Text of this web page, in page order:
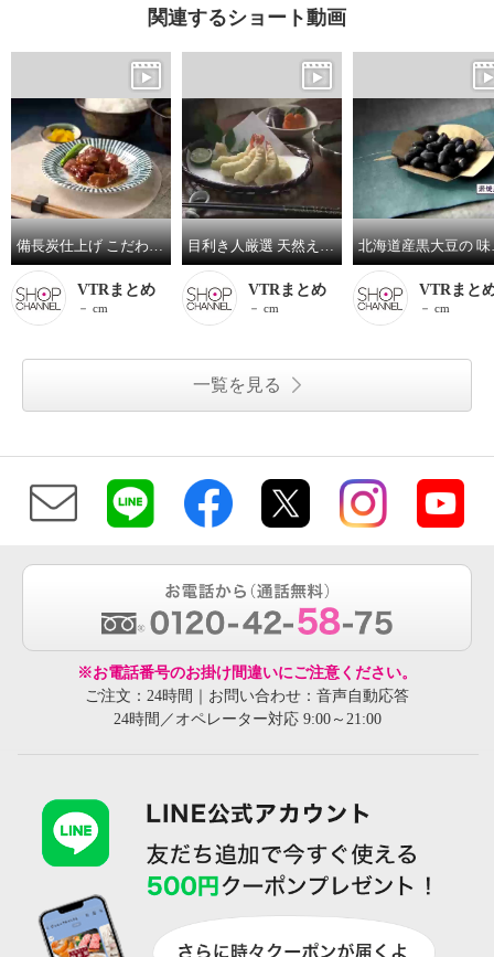
関連するショート動画
備長炭仕上げ こだわりのやきとり缶詰
VTRまとめ
－ cm
目利き人厳選 天然えびの天ぷら
VTRまとめ
－ cm
北海
VTRまと
－ cm
一覧を見る
※お電話番号のお掛け間違いにご注意ください。
ご注文：24時間｜お問い合わせ：音声自動応答
24時間／オペレーター対応 9:00～21:00